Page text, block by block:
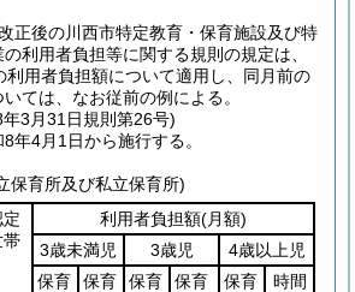
正後の川西市特定教育・保育施設及び特
利用者負担等に関する規則の規定は、
利用者負担額について適用し、同月前の
ては、なお従前の例による。
3月31日規則第26号)
年4月1日から施行する。
保育所及び私立保育所)
帯
利用者負担額(月額)
3歳未満児
3歳児
4歳以上児
保育
保育
保育
保育
保育
時間